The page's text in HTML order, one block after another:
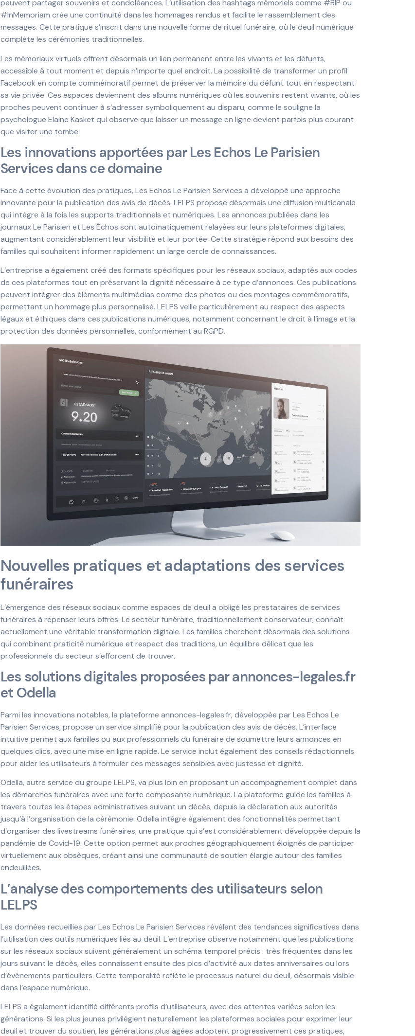
peuvent partager souvenirs et condoléances. L’utilisation des hashtags mémoriels comme #RIP ou
#InMemoriam crée une continuité dans les hommages rendus et facilite le rassemblement des
messages. Cette pratique s’inscrit dans une nouvelle forme de rituel funéraire, où le deuil numérique
complète les cérémonies traditionnelles.
Les mémoriaux virtuels offrent désormais un lien permanent entre les vivants et les défunts,
accessible à tout moment et depuis n’importe quel endroit. La possibilité de transformer un profil
Facebook en compte commémoratif permet de préserver la mémoire du défunt tout en respectant
sa vie privée. Ces espaces deviennent des albums numériques où les souvenirs restent vivants, où les
proches peuvent continuer à s’adresser symboliquement au disparu, comme le souligne la
psychologue Elaine Kasket qui observe que laisser un message en ligne devient parfois plus courant
que visiter une tombe.
Les innovations apportées par Les Echos Le Parisien
Services dans ce domaine
Face à cette évolution des pratiques, Les Echos Le Parisien Services a développé une approche
innovante pour la publication des avis de décès. LELPS propose désormais une diffusion multicanale
qui intègre à la fois les supports traditionnels et numériques. Les annonces publiées dans les
journaux Le Parisien et Les Échos sont automatiquement relayées sur leurs plateformes digitales,
augmentant considérablement leur visibilité et leur portée. Cette stratégie répond aux besoins des
familles qui souhaitent informer rapidement un large cercle de connaissances.
L’entreprise a également créé des formats spécifiques pour les réseaux sociaux, adaptés aux codes
de ces plateformes tout en préservant la dignité nécessaire à ce type d’annonces. Ces publications
peuvent intégrer des éléments multimédias comme des photos ou des montages commémoratifs,
permettant un hommage plus personnalisé. LELPS veille particulièrement au respect des aspects
légaux et éthiques dans ces publications numériques, notamment concernant le droit à l’image et la
protection des données personnelles, conformément au RGPD.
Nouvelles pratiques et adaptations des services
funéraires
L’émergence des réseaux sociaux comme espaces de deuil a obligé les prestataires de services
funéraires à repenser leurs offres. Le secteur funéraire, traditionnellement conservateur, connaît
actuellement une véritable transformation digitale. Les familles cherchent désormais des solutions
qui combinent praticité numérique et respect des traditions, un équilibre délicat que les
professionnels du secteur s’efforcent de trouver.
Les solutions digitales proposées par annonces-legales.fr
et Odella
Parmi les innovations notables, la plateforme annonces-legales.fr, développée par Les Echos Le
Parisien Services, propose un service simplifié pour la publication des avis de décès. L’interface
intuitive permet aux familles ou aux professionnels du funéraire de soumettre leurs annonces en
quelques clics, avec une mise en ligne rapide. Le service inclut également des conseils rédactionnels
pour aider les utilisateurs à formuler ces messages sensibles avec justesse et dignité.
Odella, autre service du groupe LELPS, va plus loin en proposant un accompagnement complet dans
les démarches funéraires avec une forte composante numérique. La plateforme guide les familles à
travers toutes les étapes administratives suivant un décès, depuis la déclaration aux autorités
jusqu’à l’organisation de la cérémonie. Odella intègre également des fonctionnalités permettant
d’organiser des livestreams funéraires, une pratique qui s’est considérablement développée depuis la
pandémie de Covid-19. Cette option permet aux proches géographiquement éloignés de participer
virtuellement aux obsèques, créant ainsi une communauté de soutien élargie autour des familles
endeuillées.
L’analyse des comportements des utilisateurs selon
LELPS
Les données recueillies par Les Echos Le Parisien Services révèlent des tendances significatives dans
l’utilisation des outils numériques liés au deuil. L’entreprise observe notamment que les publications
sur les réseaux sociaux suivent généralement un schéma temporel précis : très fréquentes dans les
jours suivant le décès, elles connaissent ensuite des pics d’activité aux dates anniversaires ou lors
d’événements particuliers. Cette temporalité reflète le processus naturel du deuil, désormais visible
dans l’espace numérique.
LELPS a également identifié différents profils d’utilisateurs, avec des attentes variées selon les
générations. Si les plus jeunes privilégient naturellement les plateformes sociales pour exprimer leur
deuil et trouver du soutien, les générations plus âgées adoptent progressivement ces pratiques,